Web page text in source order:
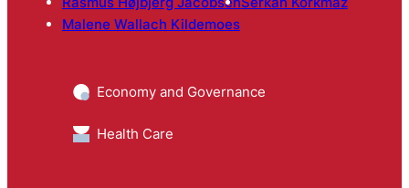
Malene Wallach Kildemoes
Economy and Governance
Health Care